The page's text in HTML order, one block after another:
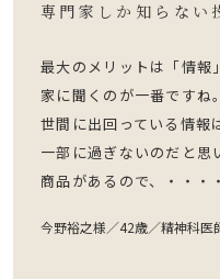
専門家しか知らない
最大のメリットは「情報
家に聞くのが一番ですね。
世間に出回っている情報
一部に過ぎないのだと思
商品があるので、・・・・
今野裕之様／42歳／精神科医